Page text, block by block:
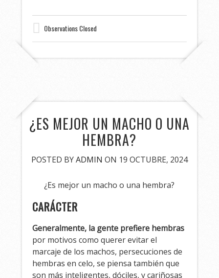
Observations Closed
¿ES MEJOR UN MACHO O UNA
HEMBRA?
POSTED BYADMIN ON 19 OCTUBRE, 2024
¿Es mejor un macho o una hembra?
CARÁCTER
Generalmente, la gente prefiere hembras
por motivos como querer evitar el
marcaje de los machos, persecuciones de
hembras en celo, se piensa también que
son más inteligentes, dóciles, y cariñosas